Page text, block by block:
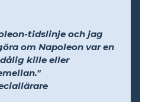
tidslinje och jag
om Napoleon var en
kille eller